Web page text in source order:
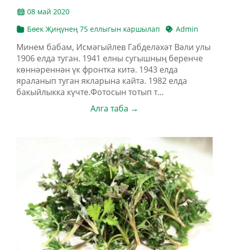
08 май 2020
Бөек Җиңүнең 75 еллыгын каршылап
Admin
Минем бабам, Исмәгыйлев Габделәхәт Вәли улы
1906 елда туган. 1941 елны сугышның беренче
көннәреннән үк фронтка китә. 1943 елда
яраланып туган якларына кайта. 1982 елда
бакыйлыкка күчте.Фотосын тотып т...
Алга таба →